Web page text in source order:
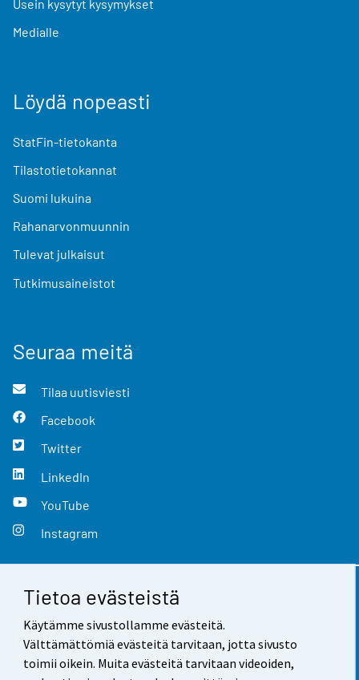
Tietoa evästeistä
Käytämme sivustollamme evästeitä.
Välttämättömiä evästeitä tarvitaan, jotta sivusto
toimii oikein. Muita evästeitä tarvitaan videoiden,
Usein kysytyt kysymykset
Medialle
Löydä nopeasti
StatFin-tietokanta
Tilastotietokannat
Suomi lukuina
Rahanarvonmuunnin
Tulevat julkaisut
Tutkimusaineistot
Seuraa meitä
Tilaa uutisviesti
Facebook
Twitter
LinkedIn
YouTube
Instagram
Yhteystiedot
Palaute
Käyttöehdot